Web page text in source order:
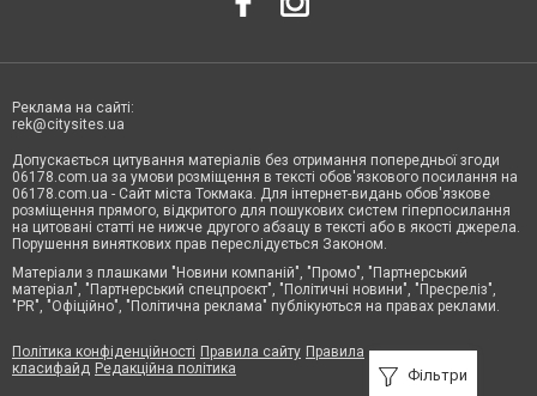
Фільтри
Реклама на сайті:
rek@citysites.ua
Допускається цитування матеріалів без отримання попередньої згоди
06178.com.ua за умови розміщення в тексті обов'язкового посилання на
06178.com.ua - Сайт міста Токмака. Для інтернет-видань обов'язкове
розміщення прямого, відкритого для пошукових систем гіперпосилання
на цитовані статті не нижче другого абзацу в тексті або в якості джерела.
Порушення виняткових прав переслідується Законом.
Матеріали з плашками "Новини компаній", "Промо", "Партнерський
матеріал", "Партнерський спецпроєкт", "Політичні новини", "Пресреліз",
"PR", "Офіційно", "Політична реклама" публікуються на правах реклами.
Політика конфіденційності Правила сайту Правила
класифайд Редакційна політика